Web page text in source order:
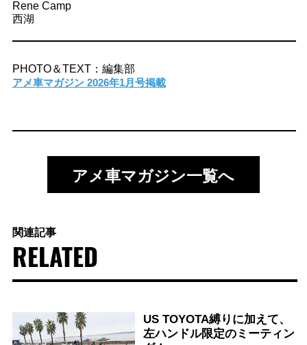
Rene Camp
西湖
PHOTO＆TEXT：編集部
アメ車マガジン 2026年1月号掲載
アメ車マガジン一覧へ
関連記事
RELATED
US TOYOTA縛りに加えて、
左ハンドル限定のミーティン